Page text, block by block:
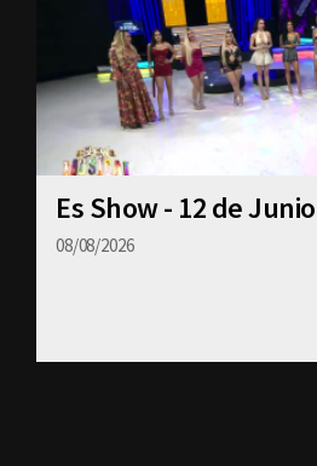
Es Show - 12 de
08/08/2026